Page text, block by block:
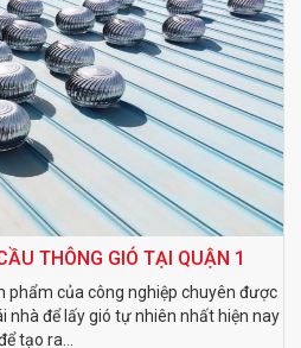
THÔNG GIÓ TẠI QUẬN 1
phẩm của công nghiệp chuyên được
nhà để lấy gió tự nhiên nhất hiện nay
tạo ra...